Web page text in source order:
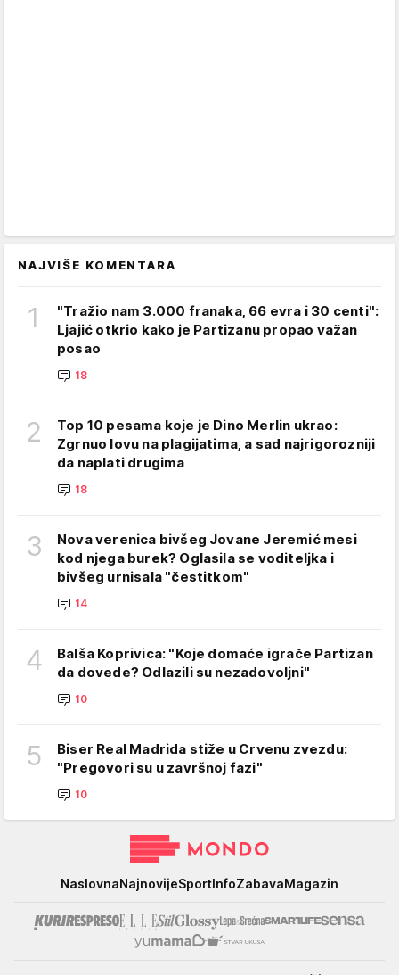
NAJVIŠE KOMENTARA
1
"Tražio nam 3.000 franaka, 66 evra i 30 centi":
Ljajić otkrio kako je Partizanu propao važan
posao
18
2
Top 10 pesama koje je Dino Merlin ukrao:
Zgrnuo lovu na plagijatima, a sad najrigorozniji
da naplati drugima
18
3
Nova verenica bivšeg Jovane Jeremić mesi
kod njega burek? Oglasila se voditeljka i
bivšeg urnisala "čestitkom"
14
4
Balša Koprivica: "Koje domaće igrače Partizan
da dovede? Odlazili su nezadovoljni"
10
5
Biser Real Madrida stiže u Crvenu zvezdu:
"Pregovori su u završnoj fazi"
10
NaslovnaNajnovijeSportInfoZabavaMagazin